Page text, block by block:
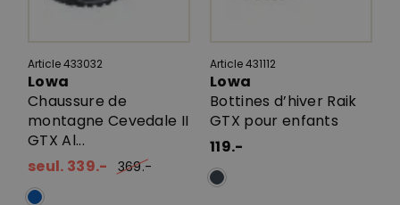
Article 433032
Lowa
Chaussure de
montagne Cevedale II
GTX Al...
seul. 339.-
369.-
Article 431112
Lowa
Bottines d’hiver Raik
GTX pour enfants
119.-